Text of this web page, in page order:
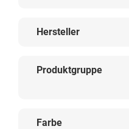
Hersteller
Produktgruppe
Farbe